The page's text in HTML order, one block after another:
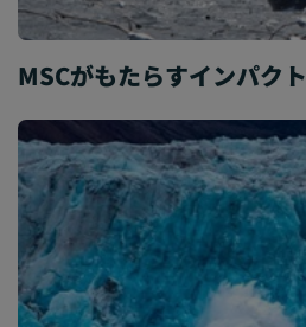
MSCがもたらすインパクト